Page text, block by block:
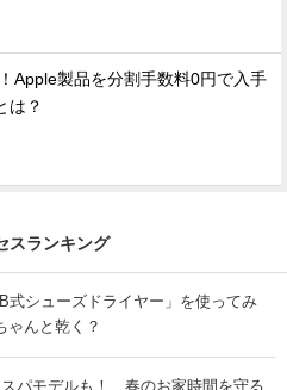
Apple製品を分割手数料0円で入手
は？
スランキング
式シューズドライヤー」を使ってみ
んと乾く？
パモデルも！ 春のお家時間を守る